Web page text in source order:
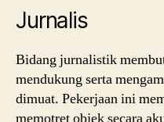
Jurnalis
Bidang jurnalistik
mendukung serta
dimuat. Pekerjaan ini